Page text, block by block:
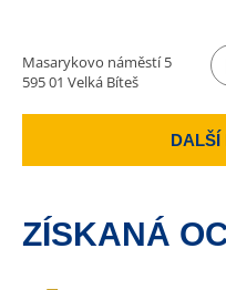
Masarykovo náměstí 5
595 01 Velká Bíteš
DALŠÍ
ZÍSKANÁ